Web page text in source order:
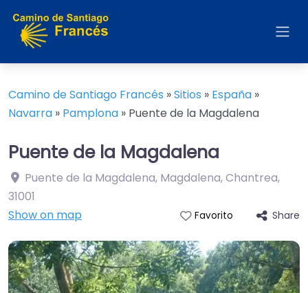
Camino de Santiago Francés »Sitios » España »
Navarra » Pamplona » Puente de la Magdalena
Puente de la Magdalena
Puente de la Magdalena, Magdalena, Chantrea,
31001
Show on map
Favorito Share